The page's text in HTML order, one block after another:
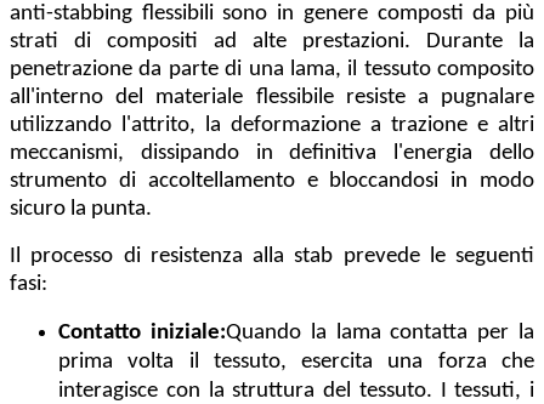
anti-stabbing flessibili sono in genere composti da più
strati di compositi ad alte prestazioni. Durante la
penetrazione da parte di una lama, il tessuto composito
all'interno del materiale flessibile resiste a pugnalare
utilizzando l'attrito, la deformazione a trazione e altri
meccanismi, dissipando in definitiva l'energia dello
strumento di accoltellamento e bloccandosi in modo
sicuro la punta.
Il processo di resistenza alla stab prevede le seguenti
fasi:
Contatto iniziale:Quando la lama contatta per la
prima volta il tessuto, esercita una forza che
interagisce con la struttura del tessuto. I tessuti, i